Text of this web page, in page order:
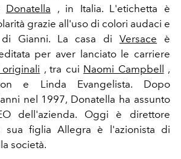
Donatella , in Italia. L'etichetta è
grazie all'uso di colori audaci e
di Gianni. La casa diVersace è
per aver lanciato le carriere
, tra cui Naomi Campbell ,
e Linda Evangelista. Dopo
nel 1997, Donatella ha assunto
dell'azienda. Oggi è direttore
sua figlia Allegra è l'azionista di
società.